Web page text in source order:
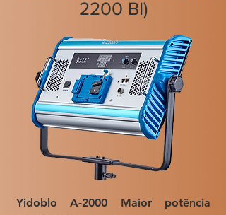
2200 BI)
Yidoblo A-2000 Maior potência